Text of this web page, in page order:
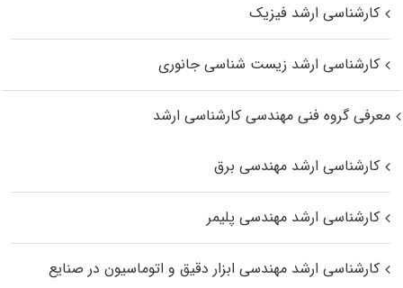
کارشناسی ارشد فیزیک
کارشناسی ارشد زیست‌ شناسی جانوری
معرفی گروه فنی مهندسی کارشناسی ارشد
کارشناسی ارشد مهندسی برق
کارشناسی ارشد مهندسی پلیمر
کارشناسی ارشد مهندسی ابزار دقیق و اتوماسیون در صنایع